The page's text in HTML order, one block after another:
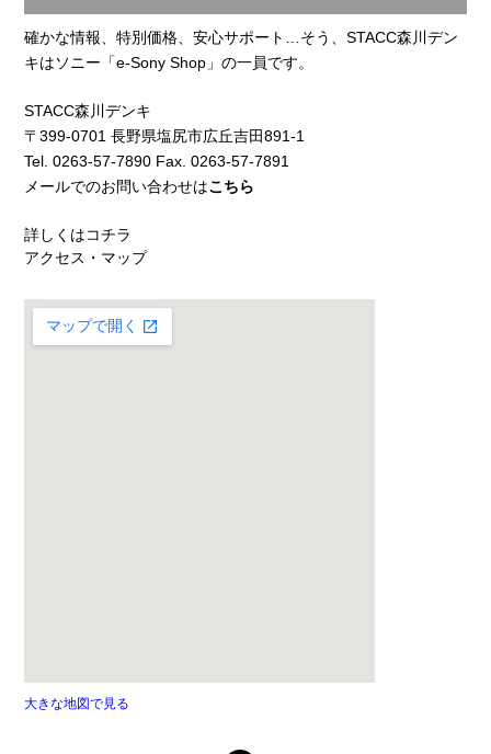
確かな情報、特別価格、安心サポート…そう、STACC森川デン
キはソニー「e-Sony Shop」の一員です。
STACC森川デンキ
〒399-0701 長野県塩尻市広丘吉田891-1
Tel. 0263-57-7890 Fax. 0263-57-7891
メールでのお問い合わせはこちら
詳しくはコチラ
アクセス・マップ
大きな地図で見る